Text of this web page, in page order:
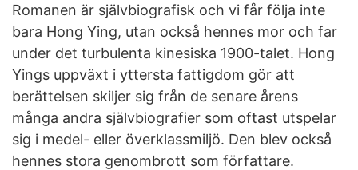
Romanen är självbiografisk och vi får följa inte
bara Hong Ying, utan också hennes mor och far
under det turbulenta kinesiska 1900-talet. Hong
Yings uppväxt i yttersta fattigdom gör att
berättelsen skiljer sig från de senare årens
många andra självbiografier som oftast utspelar
sig i medel- eller överklassmiljö. Den blev också
hennes stora genombrott som författare.